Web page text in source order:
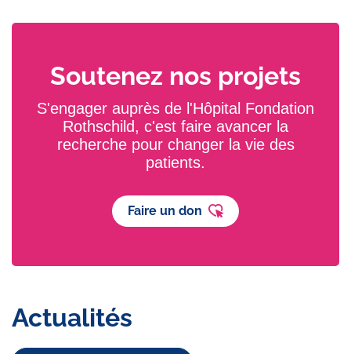
Soutenez nos projets
S'engager auprès de l'Hôpital Fondation
Rothschild, c'est faire avancer la
recherche pour changer la vie des
patients.
Faire un don
Actualités